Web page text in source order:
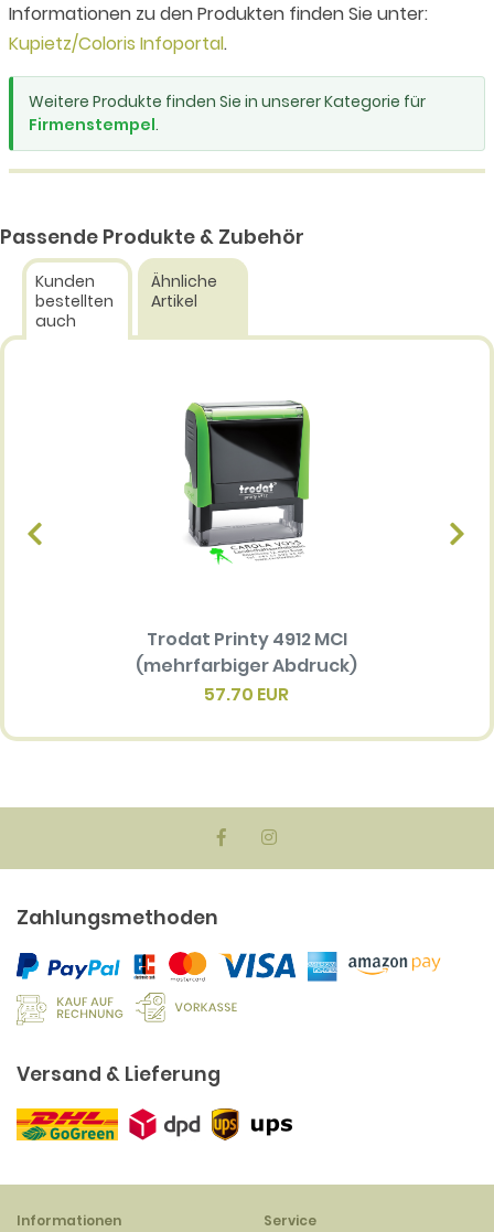
Informationen zu den Produkten finden Sie unter:
Kupietz/Coloris Infoportal.
Weitere Produkte finden Sie in unserer Kategorie für
Firmenstempel.
Passende Produkte & Zubehör
Kunden
bestellten
auch
Ähnliche
Artikel
Trodat Printy 4912 MCI
(mehrfarbiger Abdruck)
57.70 EUR
Zahlungsmethoden
Versand & Lieferung
Informationen
Service